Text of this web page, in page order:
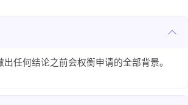
任何结论之前会权衡申请的全部背景。